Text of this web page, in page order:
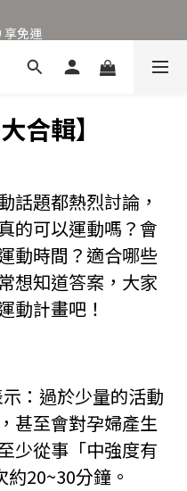
購物金 👉🏻
合輯】
話題都熱烈討論，
的可以運動嗎？會
動時間？適合哪些
想知道答案，大家
動計畫吧！
：過於少量的活動
甚至會對孕婦產生
少從事「中強度有
20~30分鐘。